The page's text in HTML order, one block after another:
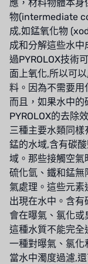
德國
美國
丹麥
泰國
法國 SUNTEC
英國
日本 NOP
日本
日本
義大利
應，材料物體本
物(intermediate
成,如錳氧化物
成和分解這些水中
過PYROLOX技術
面上氧化,所以可
料。因為不需要用
而且，如果水中的
PYROLOX的去除
三種主要水類同
錳的水域,含有碳
域。那些接觸空氣
硫化氫、鐵和錳無
氣處理。這些元
出現在水中。含
會在曝氣、氯化
這種水質不能完全
一種對曝氣、氯化
當水中濁度過濾,